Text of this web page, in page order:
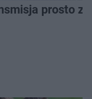
prosto